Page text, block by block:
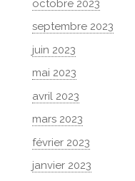
octobre 2023
septembre 2023
juin 2023
mai 2023
avril 2023
mars 2023
février 2023
janvier 2023